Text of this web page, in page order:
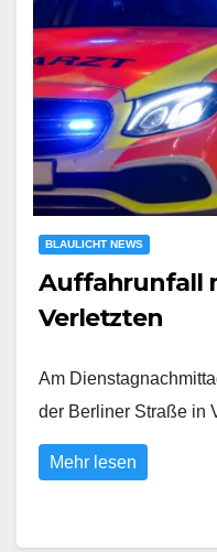
BLAULICHT NEWS
Auffahrunfall
Verletzten
Am
der Berliner Straße in
Mehr lesen